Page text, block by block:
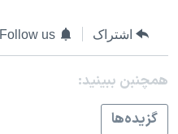
اشتراک Follow us
همچنبن ببینید:
گزيده‌ها